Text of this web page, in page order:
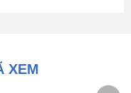
XEM